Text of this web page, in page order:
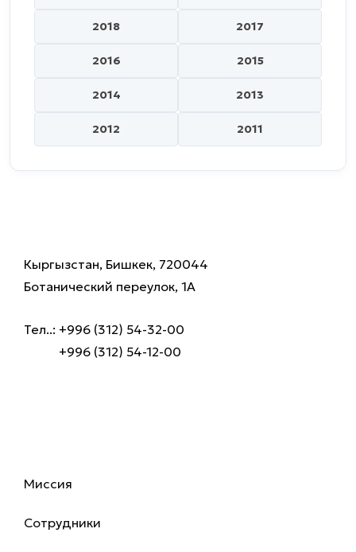
2018 2017
2016 2015
2014 2013
2012 2011
Кыргызстан, Бишкек, 720044
Ботанический переулок, 1А
Тел..: +996 (312) 54-32-00
+996 (312) 54-12-00
Миссия
Сотрудники